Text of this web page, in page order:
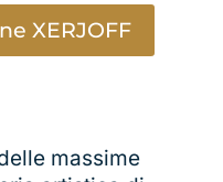
XERJOFF
massime